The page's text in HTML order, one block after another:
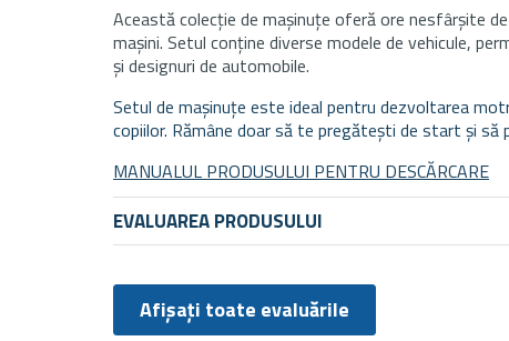
Această colecție de mașinuțe oferă ore nesfârșite
mașini. Setul conține diverse modele de vehicule,
și designuri de automobile.
Setul de mașinuțe este ideal pentru dezvoltarea
copiilor. Rămâne doar să te pregătești de start și
MANUALUL PRODUSULUI PENTRU DESCĂRCARE
EVALUAREA PRODUSULUI
Afișați toate evaluările